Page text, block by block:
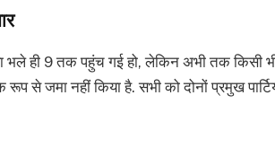
भले ही 9 तक पहुंच गई हो, लेकिन अभी तक किसी
से जमा नहीं किया है. सभी को दोनों प्रमुख